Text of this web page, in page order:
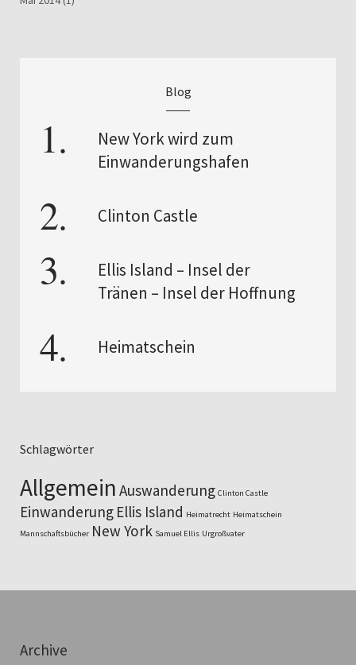
Blog
New York wird zum
Einwanderungshafen
Clinton Castle
Ellis Island – Insel der
Tränen – Insel der Hoffnung
Heimatschein
Schlagwörter
Allgemein Auswanderung Clinton Castle
Einwanderung Ellis Island Heimatrecht Heimatschein
Mannschaftsbücher New York Samuel Ellis Urgroßvater
Archive